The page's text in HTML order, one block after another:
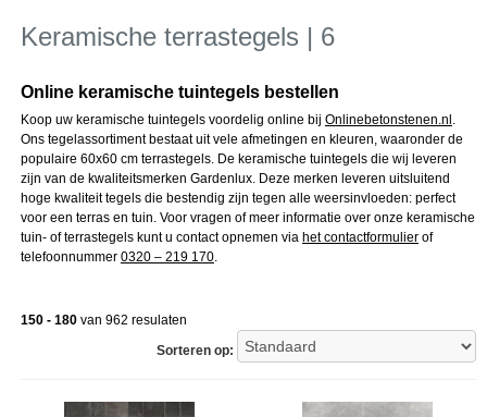
Keramische terrastegels | 6
Online keramische tuintegels bestellen
Koop uw keramische tuintegels voordelig online bij Onlinebetonstenen.nl .
Ons tegelassortiment bestaat uit vele afmetingen en kleuren, waaronder de
populaire 60x60 cm terrastegels. De keramische tuintegels die wij leveren
zijn van de kwaliteitsmerken Gardenlux. Deze merken leveren uitsluitend
hoge kwaliteit tegels die bestendig zijn tegen alle weersinvloeden: perfect
voor een terras en tuin. Voor vragen of meer informatie over onze keramische
tuin- of terrastegels kunt u contact opnemen via het contactformulierof
telefoonnummer 0320 – 219 170.
150 - 180van 962 resulaten
Sorteren op: